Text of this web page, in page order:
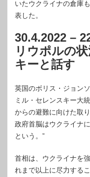
いたウクライナの倉庫
表した。
30.4.2022 –
リウポルの
キーと話す
英国のボリス・ジョン
ミル・セレンスキー大
からの避難に向けた取
政府首脳はウクライナ
という。”
首相は、ウクライナを
れまで以上に尽力する